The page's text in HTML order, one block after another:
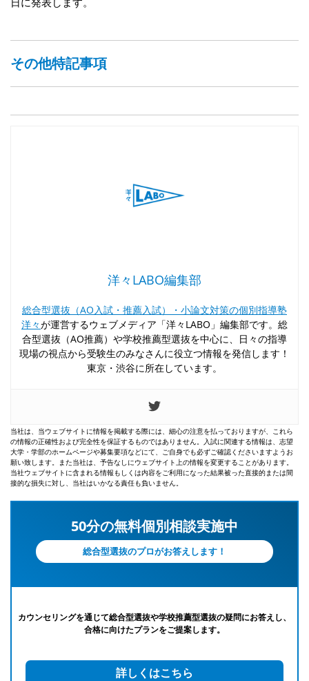
その他特記事項
洋々LABO編集部
総合型選抜（AO入試・推薦入試）・小論文対策の個別指導塾
洋々が運営するウェブメディア「洋々LABO」編集部です。総
合型選抜（AO推薦）や学校推薦型選抜を中心に、日々の指導
現場の視点から受験生のみなさんに役立つ情報を発信します！
東京・渋谷に所在しています。
当社は、当ウェブサイトに情報を掲載する際には、細心の注意を払っておりますが、これら
の情報の正確性および完全性を保証するものではありません。入試に関連する情報は、志望
大学・学部のホームページや募集要項などにて、ご自身でも必ずご確認くださいますようお
願い致します。また当社は、予告なしにウェブサイト上の情報を変更することがあります。
当社ウェブサイトに含まれる情報もしくは内容をご利用になった結果被った直接的または間
接的な損失に対し、当社はいかなる責任も負いません。
50分の無料個別相談実施中
総合型選抜のプロがお答えします！
カウンセリングを通じて総合型選抜や学校推薦型選抜の疑問にお答えし、
合格に向けたプランをご提案します。
詳しくはこちら